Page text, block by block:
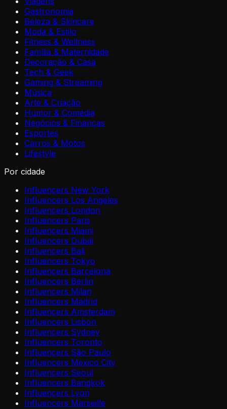
Gastronomia
Beleza & Skincare
Moda & Estilo
Fitness & Wellness
Família & Maternidade
Decoração & Casa
Tech & Geek
Gaming & Streaming
Música
Arte & Criação
Humor & Comédia
Negócios & Finanças
Esportes
Carros & Motos
Lifestyle
Por cidade
Influencers New York
Influencers Los Angeles
Influencers London
Influencers Paris
Influencers Miami
Influencers Dubai
Influencers Bali
Influencers Tokyo
Influencers Barcelona
Influencers Berlin
Influencers Milan
Influencers Madrid
Influencers Amsterdam
Influencers Lisbon
Influencers Sydney
Influencers Toronto
Influencers São Paulo
Influencers Mexico City
Influencers Seoul
Influencers Bangkok
Influencers Lyon
Influencers Marseille